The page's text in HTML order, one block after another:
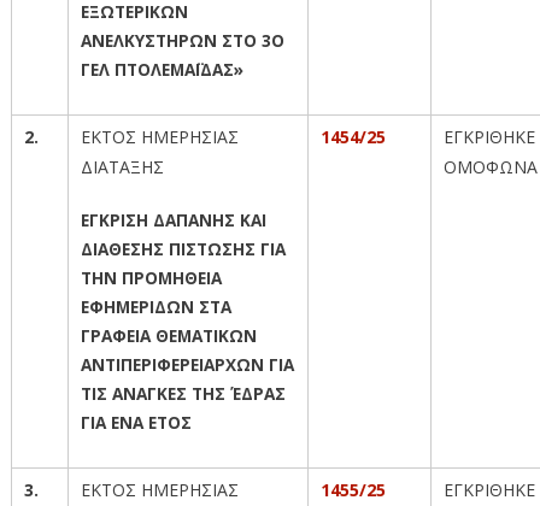
ΕΞΩΤΕΡΙΚΩΝ
ΑΝΕΛΚΥΣΤΗΡΩΝ ΣΤΟ 3Ο
ΓΕΛ ΠΤΟΛΕΜΑΪΔΑΣ»
2.
ΕΚΤΟΣ ΗΜΕΡΗΣΙΑΣ
ΔΙΑΤΑΞΗΣ
ΕΓΚΡΙΣΗ ΔΑΠΑΝΗΣ ΚΑΙ
ΔΙΑΘΕΣΗΣ ΠΙΣΤΩΣΗΣ ΓΙΑ
ΤΗΝ ΠΡΟΜΗΘΕΙΑ
ΕΦΗΜΕΡΙΔΩΝ ΣΤΑ
ΓΡΑΦΕΙΑ ΘΕΜΑΤΙΚΩΝ
ΑΝΤΙΠΕΡΙΦΕΡΕΙΑΡΧΩΝ ΓΙΑ
ΤΙΣ ΑΝΑΓΚΕΣ ΤΗΣ ΈΔΡΑΣ
ΓΙΑ ΕΝΑ ΕΤΟΣ
1454/25
ΕΓΚΡΙΘΗΚΕ
ΟΜΟΦΩΝΑ
3.
ΕΚΤΟΣ ΗΜΕΡΗΣΙΑΣ
1455/25
ΕΓΚΡΙΘΗΚΕ